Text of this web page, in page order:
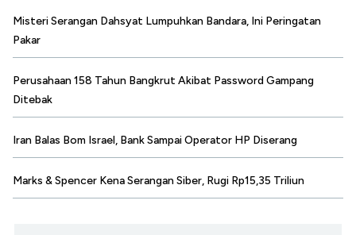
Misteri Serangan Dahsyat Lumpuhkan Bandara, Ini Peringatan
Pakar
Perusahaan 158 Tahun Bangkrut Akibat Password Gampang
Ditebak
Iran Balas Bom Israel, Bank Sampai Operator HP Diserang
Marks & Spencer Kena Serangan Siber, Rugi Rp15,35 Triliun